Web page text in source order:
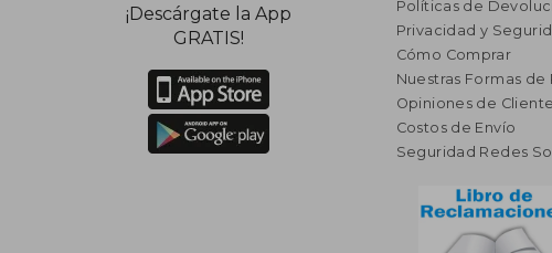
¡Descárgate la App
GRATIS!
Políticas de
Privacidad y
Cómo Comprar
Nuestras Formas de
Opiniones de
Costos de Envío
Seguridad Redes